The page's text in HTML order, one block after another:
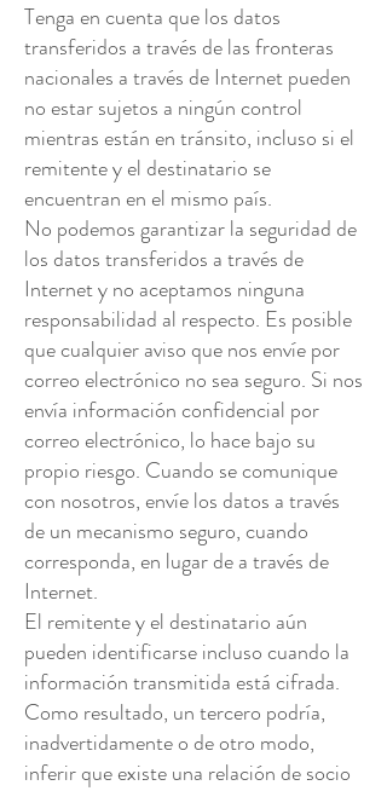
Tenga en cuenta que los datos
transferidos a través de las fronteras
nacionales a través de Internet pueden
no estar sujetos a ningún control
mientras están en tránsito, incluso si el
remitente y el destinatario se
encuentran en el mismo país.
No podemos garantizar la seguridad de
los datos transferidos a través de
Internet y no aceptamos ninguna
responsabilidad al respecto. Es posible
que cualquier aviso que nos envíe por
correo electrónico no sea seguro. Si nos
envía información confidencial por
correo electrónico, lo hace bajo su
propio riesgo. Cuando se comunique
con nosotros, envíe los datos a través
de un mecanismo seguro, cuando
corresponda, en lugar de a través de
Internet.
El remitente y el destinatario aún
pueden identificarse incluso cuando la
información transmitida está cifrada.
Como resultado, un tercero podría,
inadvertidamente o de otro modo,
inferir que existe una relación de socio